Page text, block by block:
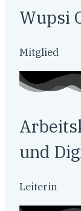
Wupsi
Mitglied
und
Leiterin